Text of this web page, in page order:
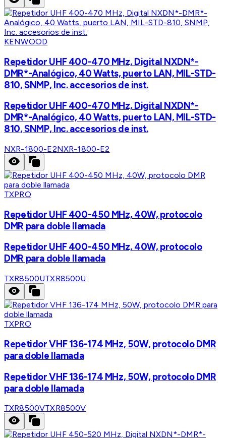
KENWOOD
Repetidor UHF 400-470 MHz, Digital NXDN*-
DMR*-Analógico, 40 Watts, puerto LAN, MIL-STD-
810, SNMP, Inc. accesorios de inst.
Repetidor UHF 400-470 MHz, Digital NXDN*-
DMR*-Analógico, 40 Watts, puerto LAN, MIL-STD-
810, SNMP, Inc. accesorios de inst.
NXR-1800-E2NXR-1800-E2
TXPRO
Repetidor UHF 400-450 MHz, 40W, protocolo
DMR para doble llamada
Repetidor UHF 400-450 MHz, 40W, protocolo
DMR para doble llamada
TXR8500UTXR8500U
TXPRO
Repetidor VHF 136-174 MHz, 50W, protocolo DMR
para doble llamada
Repetidor VHF 136-174 MHz, 50W, protocolo DMR
para doble llamada
TXR8500VTXR8500V